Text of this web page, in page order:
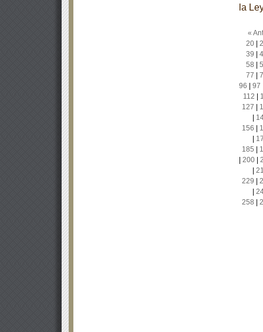
la
«
20|
39
58
77
96
97
112
127
156
185
200|
229
258